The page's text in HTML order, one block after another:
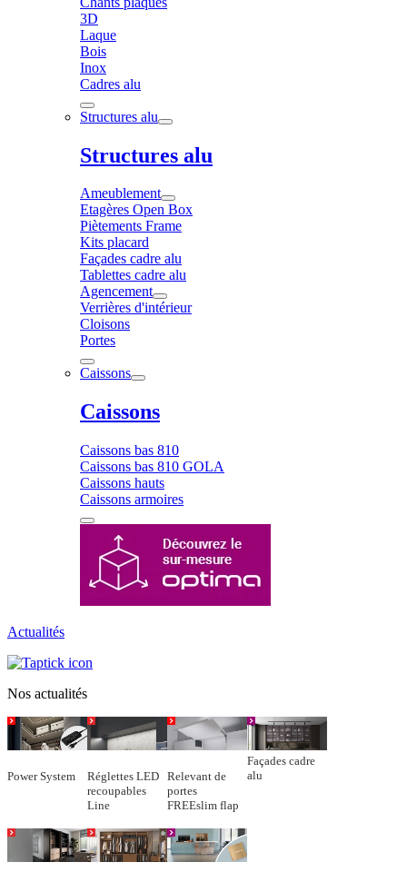
3D
Laque
Bois
Inox
Cadres alu
Structures alu
Structures alu
Ameublement
Etagères Open Box
Piètements Frame
Kits placard
Façades cadre alu
Tablettes cadre alu
Agencement
Verrières d'intérieur
Cloisons
Portes
Caissons
Caissons
Caissons bas 810
Caissons bas 810 GOLA
Caissons hauts
Caissons armoires
Actualités
Nos actualités
Power System
Réglettes LED
recoupables
Line
Relevant de
portes
FREEslim flap
Façades cadre
alu